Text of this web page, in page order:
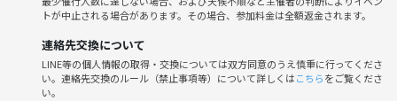
トが中止される場合があります。その場合、参加料金は全額返金されます。
連絡先交換について
LINE等の個人情報の取得・交換については双方同意のうえ慎重に行ってくださ
い。連絡先交換のルール（禁止事項等）について詳しくはこちらをご覧くださ
い。